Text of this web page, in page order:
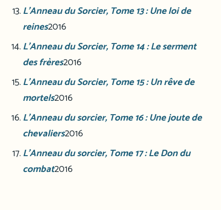
L’Anneau du Sorcier, Tome 13 : Une loi de
reines2016
L’Anneau du Sorcier, Tome 14 : Le serment
des frères2016
L’Anneau du Sorcier, Tome 15 : Un rêve de
mortels2016
L’Anneau du sorcier, Tome 16 : Une joute de
chevaliers2016
L’Anneau du sorcier, Tome 17 : Le Don du
combat2016